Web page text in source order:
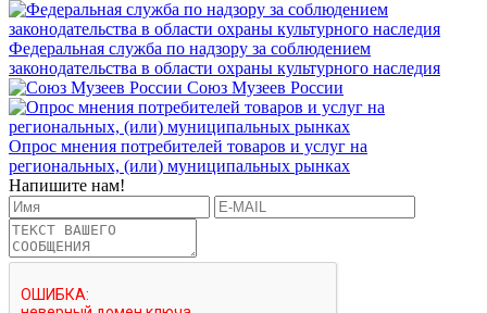
Федеральная служба по надзору за соблюдением
законодательства в области охраны культурного наследия
Союз Музеев России
Опрос мнения потребителей товаров и услуг на
региональных, (или) муниципальных рынках
Напишите нам!